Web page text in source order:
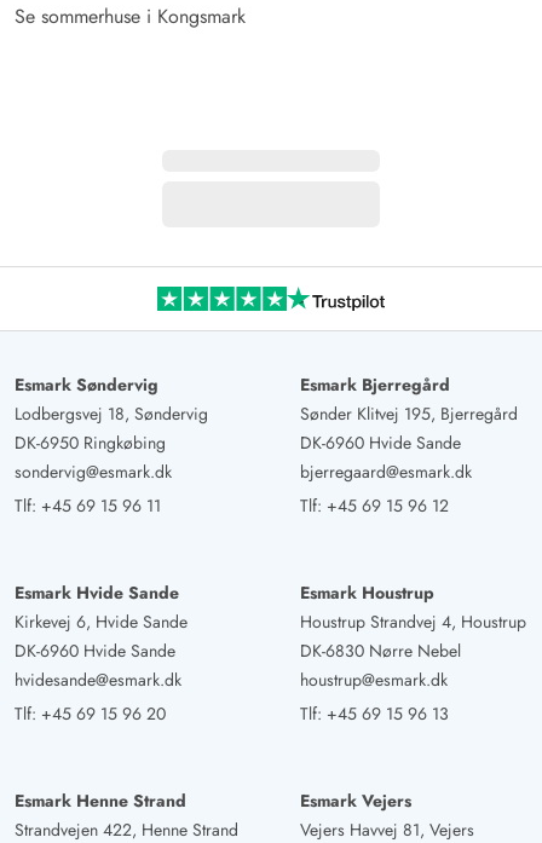
Se sommerhuse i Kongsmark
Esmark Søndervig
Lodbergsvej 18, Søndervig
DK-6950 Ringkøbing
sondervig@esmark.dk
Tlf: +45 69 15 96 11
Esmark Bjerregård
Sønder Klitvej 195, Bjerregård
DK-6960 Hvide Sande
bjerregaard@esmark.dk
Tlf: +45 69 15 96 12
Esmark Hvide Sande
Kirkevej 6, Hvide Sande
DK-6960 Hvide Sande
hvidesande@esmark.dk
Tlf: +45 69 15 96 20
Esmark Houstrup
Houstrup Strandvej 4, Houstrup
DK-6830 Nørre Nebel
houstrup@esmark.dk
Tlf: +45 69 15 96 13
Esmark Henne Strand
Strandvejen 422, Henne Strand
Esmark Vejers
Vejers Havvej 81, Vejers